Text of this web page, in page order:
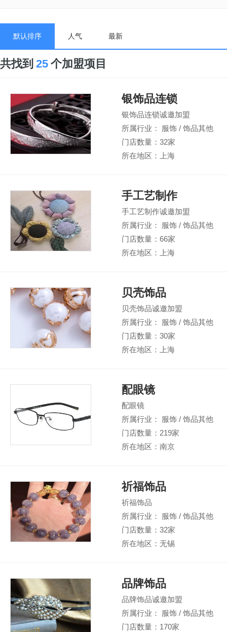
默认排序 人气 最新
共找到 25 个加盟项目
银饰品连锁
银饰品连锁诚邀加盟
所属行业： 服饰 / 饰品其他
门店数量：32家
所在地区：上海
手工艺制作
手工艺制作诚邀加盟
所属行业： 服饰 / 饰品其他
门店数量：66家
所在地区：上海
贝壳饰品
贝壳饰品诚邀加盟
所属行业： 服饰 / 饰品其他
门店数量：30家
所在地区：上海
配眼镜
配眼镜
所属行业： 服饰 / 饰品其他
门店数量：219家
所在地区：南京
祈福饰品
祈福饰品
所属行业： 服饰 / 饰品其他
门店数量：32家
所在地区：无锡
品牌饰品
品牌饰品诚邀加盟
所属行业： 服饰 / 饰品其他
门店数量：170家